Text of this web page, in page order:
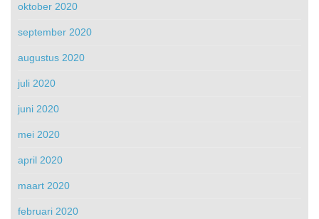
oktober 2020
september 2020
augustus 2020
juli 2020
juni 2020
mei 2020
april 2020
maart 2020
februari 2020